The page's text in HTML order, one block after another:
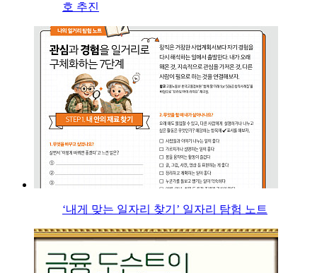
호 추진
‘내게 맞는 일자리 찾기’ 일자리 탐험 노트